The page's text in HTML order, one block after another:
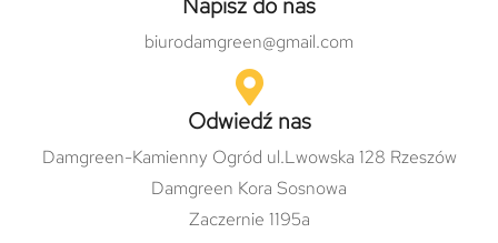
biurodamgreen@gmail.com
Odwiedź nas
Damgreen-Kamienny Ogród ul.Lwowska 128 Rzeszów
Damgreen Kora Sosnowa
Zaczernie 1195a